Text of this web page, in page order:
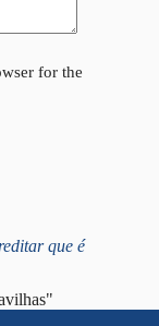
for the
que é